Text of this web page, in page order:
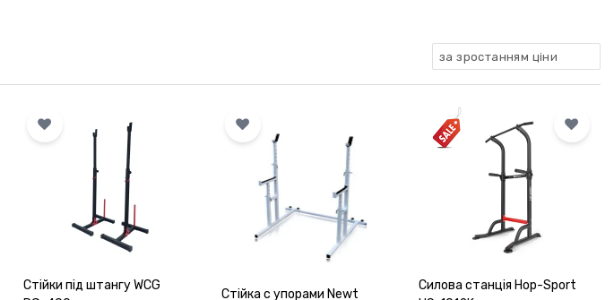
за зростанням ціни
Стійки під штангу WCG
Стійка c упорами Newt
Силова станція Hop-Sport